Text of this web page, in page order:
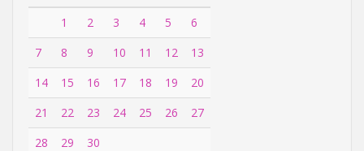
1
2 3 4 5
6
7
8 9 10 11 12
13
14
15 16 17 18 19
20
21
22 23 24 25 26
27
28
29 30